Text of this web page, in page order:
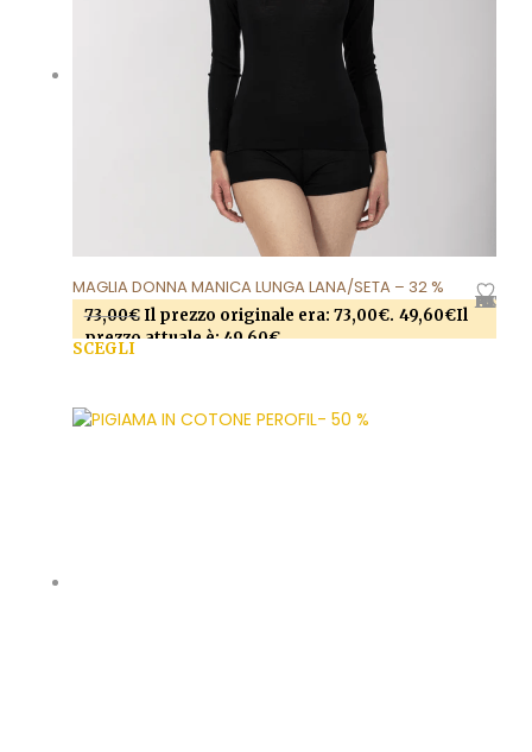
AGGIUNGI ALLA LISTA DEI DESIDERI
MAGLIA DONNA MANICA LUNGA LANA/SETA – 32 %
73,00€ Il prezzo originale era: 73,00€. 49,60€Il
prezzo attuale è: 49,60€.
SCEGLI
possono essere scelte nella pagina del prodotto